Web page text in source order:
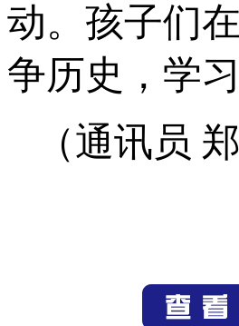
动。孩子们
争历史，学
（通讯员